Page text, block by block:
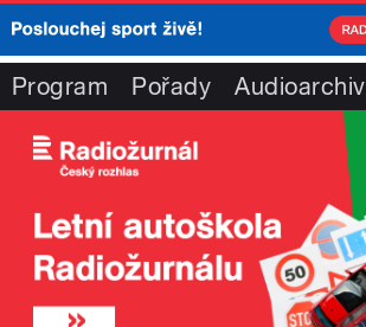
Program Pořady Audioarchiv